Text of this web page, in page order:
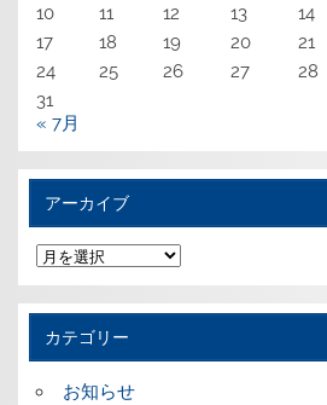
10
11 12 13 14
17
18 19 20 21
24
25 26 27 28
31
« 7月
アーカイブ
ア
ー
カ
イ
カテゴリー
お知らせ